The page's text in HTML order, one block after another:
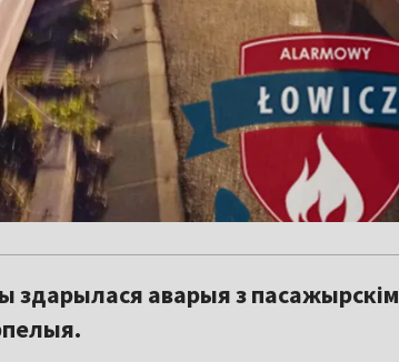
здарылася аварыя з пасажырскім